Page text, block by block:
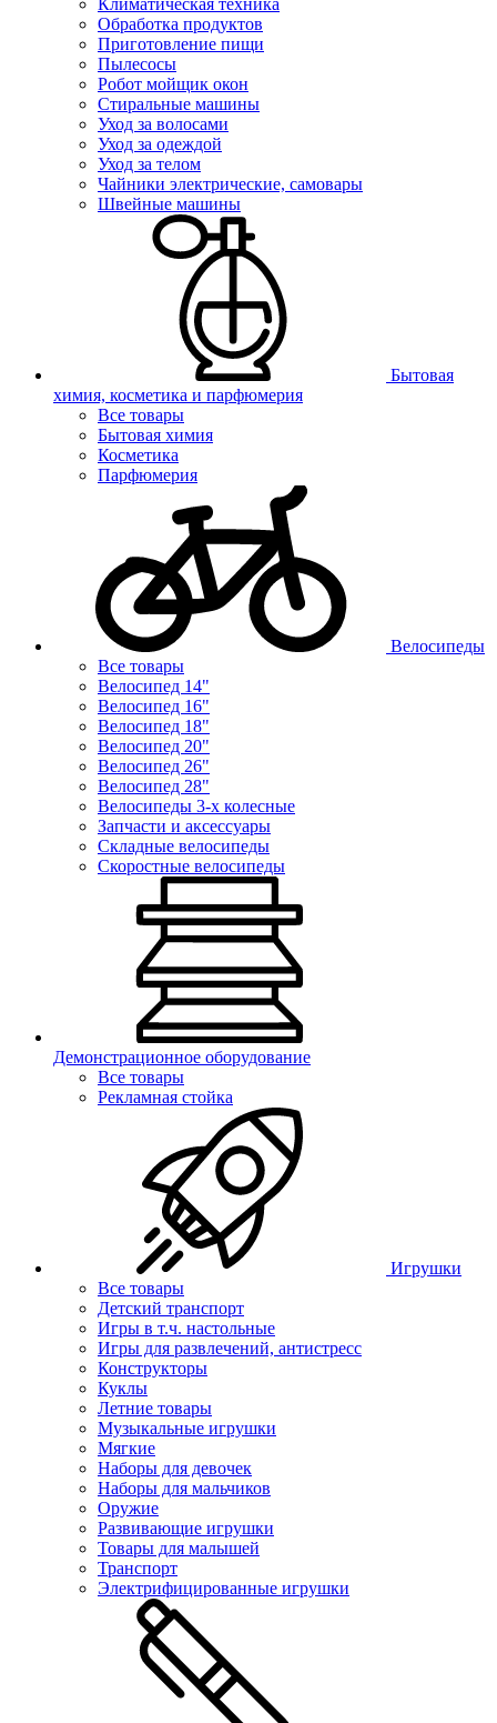
Климатическая техника
Обработка продуктов
Приготовление пищи
Пылесосы
Робот мойщик окон
Стиральные машины
Уход за волосами
Уход за одеждой
Уход за телом
Чайники электрические, самовары
Швейные машины
Бытовая
химия, косметика и парфюмерия
Все товары
Бытовая химия
Косметика
Парфюмерия
Велосипеды
Все товары
Велосипед 14"
Велосипед 16"
Велосипед 18"
Велосипед 20"
Велосипед 26"
Велосипед 28"
Велосипеды 3-х колесные
Запчасти и аксессуары
Складные велосипеды
Скоростные велосипеды
Демонстрационное оборудование
Все товары
Рекламная стойка
Игрушки
Все товары
Детский транспорт
Игры в т.ч. настольные
Игры для развлечений, антистресс
Конструкторы
Куклы
Летние товары
Музыкальные игрушки
Мягкие
Наборы для девочек
Наборы для мальчиков
Оружие
Развивающие игрушки
Товары для малышей
Транспорт
Электрифицированные игрушки